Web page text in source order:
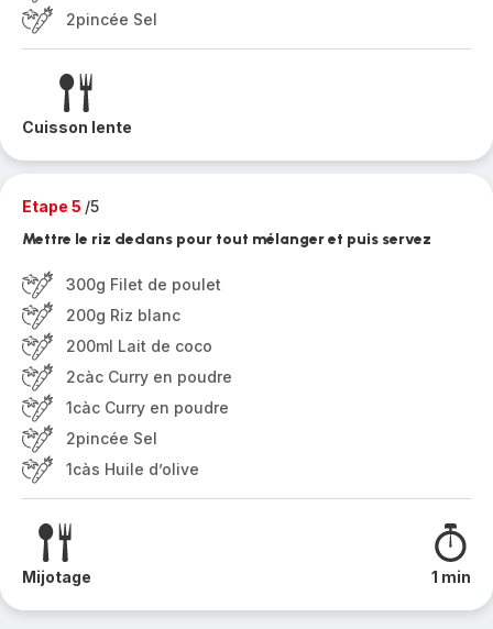
2pincée Sel
Cuisson lente
Etape 5 /5
Mettre le riz dedans pour tout mélanger et puis servez
300g Filet de poulet
200g Riz blanc
200ml Lait de coco
2càc Curry en poudre
1càc Curry en poudre
2pincée Sel
1càs Huile d’olive
Mijotage 1 min